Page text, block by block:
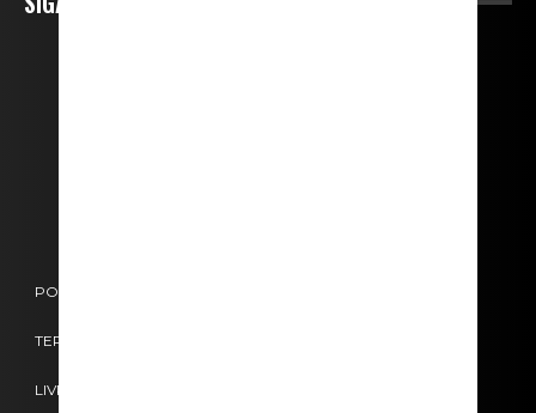
POLÍTICA DE COOKIES
TERMOS E CONDIÇÕES
LIVRO DE RECLAMAÇÕES